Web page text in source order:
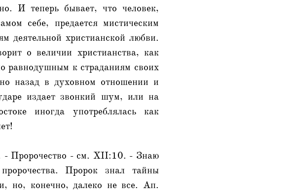
И теперь бывает, что человек,
себе, предается мистическим
деятельной христианской любви.
о величии христианства, как
равнодушным к страданиям своих
назад в духовном отношении и
издает звонкий шум, или на
иногда употреблялась как
- Пророчество - см. XII:10. - Знаю
Пророк знал тайны
но, конечно, далеко не все. Ап.